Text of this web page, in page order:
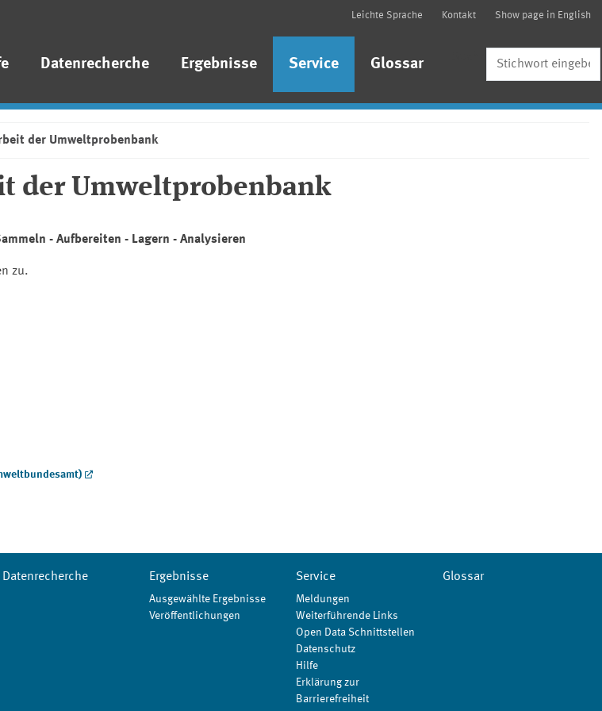
Leichte Sprache Kontakt Show page in English
Datenrecherche Ergebnisse Service Glossar
der Umweltprobenbank
der Umweltprobenbank
- Aufbereiten - Lagern - Analysieren
zu.
Datenrecherche Ergebnisse
Ausgewählte Ergebnisse
Veröffentlichungen
Service
Meldungen
Weiterführende Links
Open Data Schnittstellen
Datenschutz
Hilfe
Erklärung zur
Barrierefreiheit
Glossar